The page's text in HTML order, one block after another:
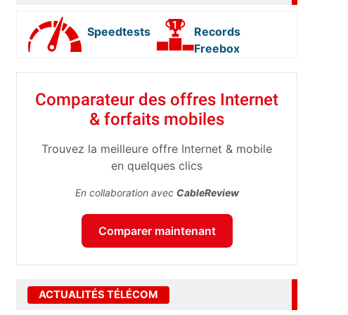
Speedtests
Records
Freebox
Comparateur des offres Internet
& forfaits mobiles
Trouvez la meilleure offre Internet & mobile
en quelques clics
En collaboration avec CableReview
Comparer maintenant
ACTUALITÉS TÉLÉCOM